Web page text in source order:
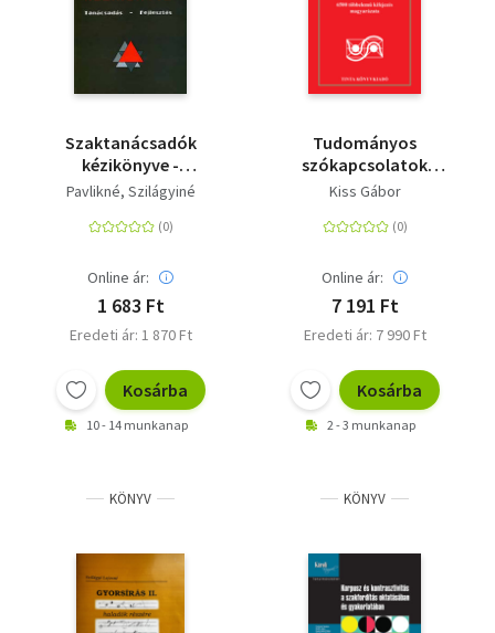
Szaktanácsadók
kézikönyve -
Tanácsadás-Fejlesztés
Pavlikné Szilágyiné
Online ár:
1 683 Ft
Eredeti ár: 1 870 Ft
Kosárba
10 - 14 munkanap
Tudományos
szókapcsolatok
szótára - 6500
magyarázata
Kiss Gábor
Online ár:
7 191 Ft
Eredeti ár: 7 990 Ft
Kosárba
2 - 3 munkanap
KÖNYV KÖNYV